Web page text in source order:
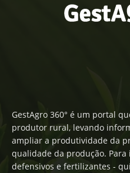
GestAgro 360° é um portal
produtor rural, levando
ampliar a produtividade da
qualidade da produção. Para
defensivos e fertilizantes -